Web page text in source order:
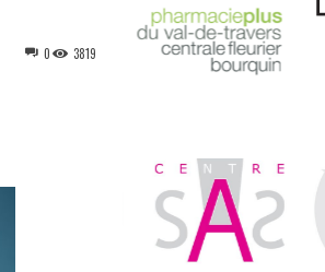
3819
0